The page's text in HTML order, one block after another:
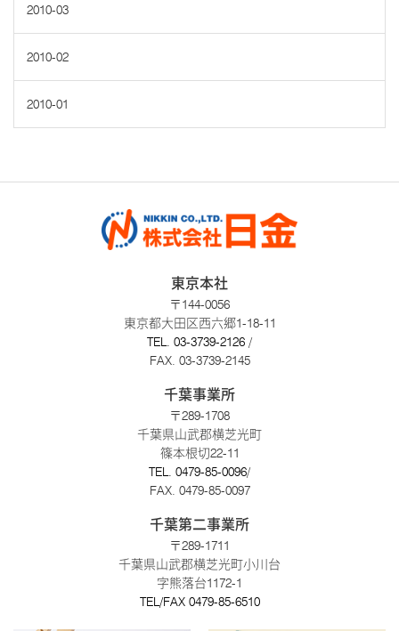
2010-03
2010-02
2010-01
東京本社
〒144-0056
東京都大田区西六郷1-18-11
TEL. 03-3739-2126 /
FAX. 03-3739-2145
千葉事業所
〒289-1708
千葉県山武郡横芝光町
篠本根切22-11
TEL. 0479-85-0096/
FAX. 0479-85-0097
千葉第二事業所
〒289-1711
千葉県山武郡横芝光町小川台
字熊落台1172-1
TEL/FAX 0479-85-6510